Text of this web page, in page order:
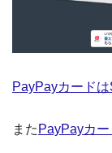
PayPayカード
また PayPayカ